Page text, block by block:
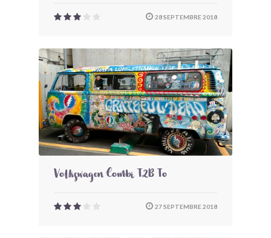
28 SEPTEMBRE 2018
Volkswagen Combi T2B To
27 SEPTEMBRE 2018